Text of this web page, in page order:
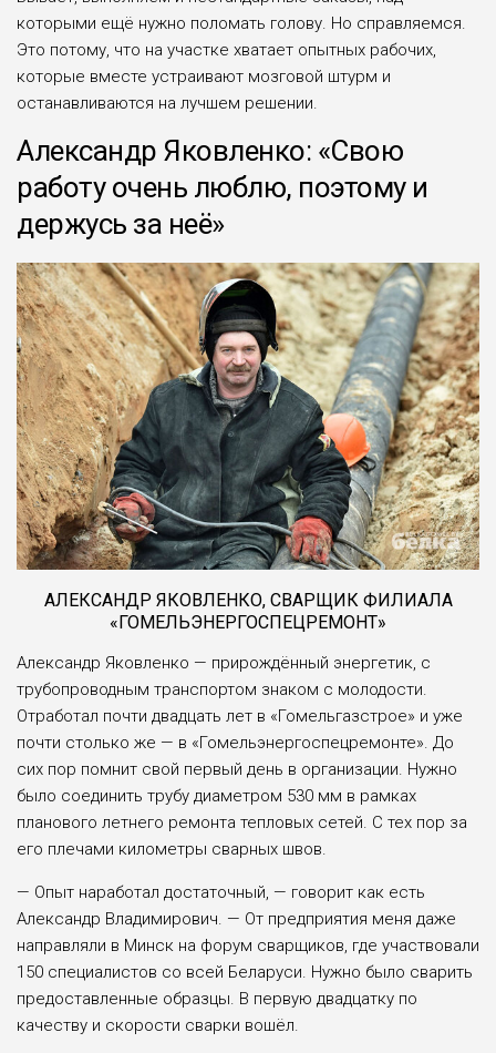
которыми ещё нужно поломать голову. Но справляемся.
Это потому, что на участке хватает опытных рабочих,
которые вместе устраивают мозговой штурм и
останавливаются на лучшем решении.
Александр Яковленко: «Свою
работу очень люблю, поэтому и
держусь за неё»
АЛЕКСАНДР ЯКОВЛЕНКО, СВАРЩИК ФИЛИАЛА
«ГОМЕЛЬЭНЕРГОСПЕЦРЕМОНТ»
Александр Яковленко — прирождённый энергетик, с
трубопроводным транспортом знаком с молодости.
Отработал почти двадцать лет в «Гомельгазстрое» и уже
почти столько же — в «Гомельэнергоспецремонте». До
сих пор помнит свой первый день в организации. Нужно
было соединить трубу диаметром 530 мм в рамках
планового летнего ремонта тепловых сетей. С тех пор за
его плечами километры сварных швов.
— Опыт наработал достаточный, — говорит как есть
Александр Владимирович. — От предприятия меня даже
направляли в Минск на форум сварщиков, где участвовали
150 специалистов со всей Беларуси. Нужно было сварить
предоставленные образцы. В первую двадцатку по
качеству и скорости сварки вошёл.